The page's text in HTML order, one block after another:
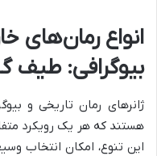
انواع رمان‌های
بیوگرافی: طیف
ژانرهای رمان تاریخی و
هستند که هر یک رویکرد
این تنوع، امکان انتخاب